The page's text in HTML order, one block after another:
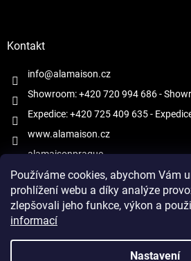
Používáme cookies, abychom Vám
prohlížení webu a díky analýze
zlepšovali jeho funkce, výkon a
informací
Nastavení
Kontakt
info@alamaison.cz
Showroom: +420 720 994 686-
Expedice: +420 725 409 635-
www.alamaison.cz
alamaisonprague